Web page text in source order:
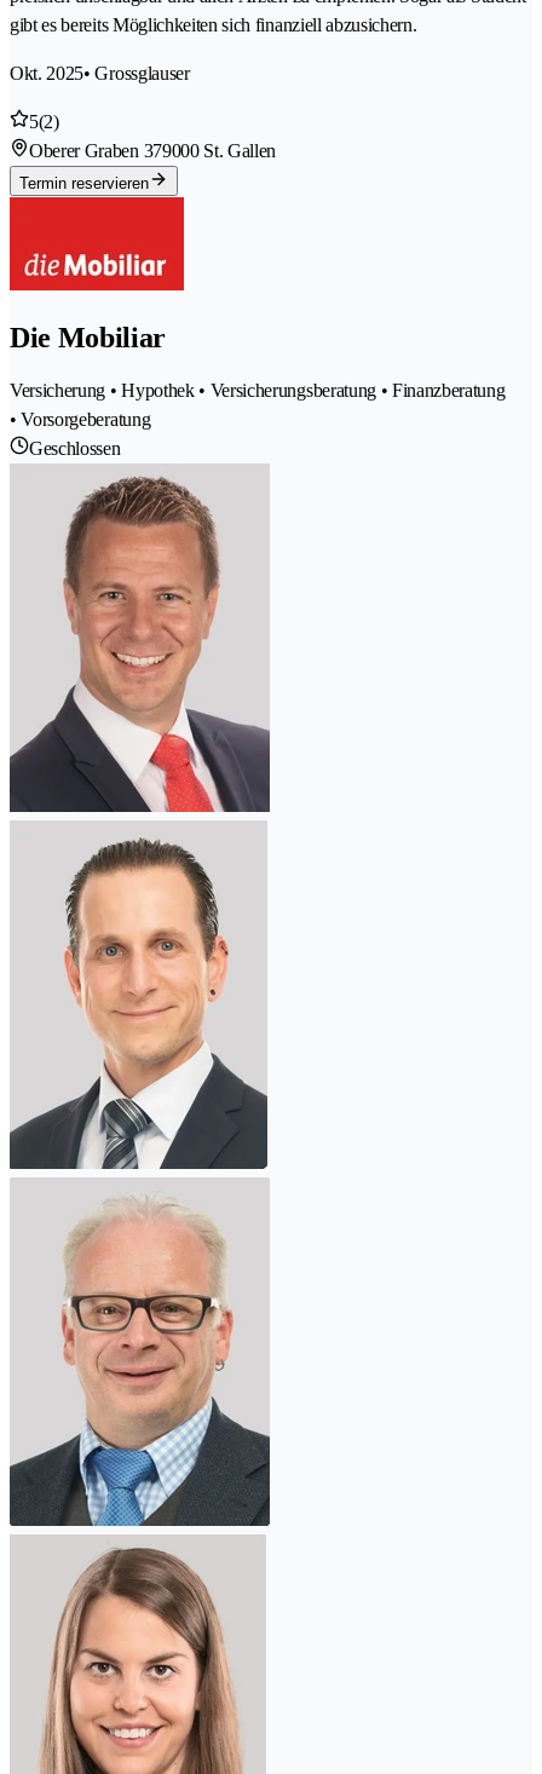
gibt es bereits Möglichkeiten sich finanziell abzusichern.
Okt. 2025• Grossglauser
5(2)
Oberer Graben 379000 St. Gallen
Termin reservieren
Die Mobiliar
Versicherung • Hypothek • Versicherungsberatung • Finanzberatung
• Vorsorgeberatung
Geschlossen